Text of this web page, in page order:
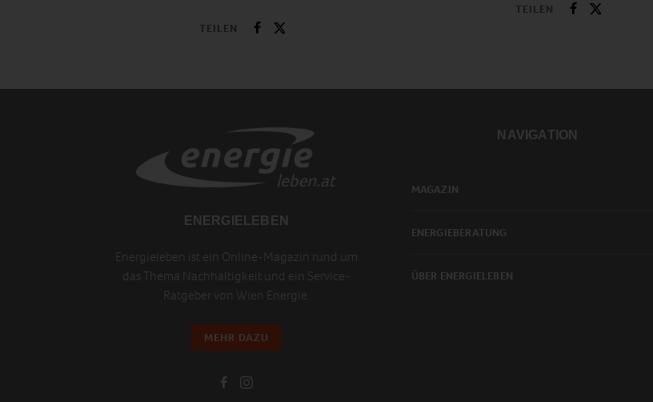
TEILEN
TEILEN
ENERGIELEBEN
Energieleben ist ein Online-Magazin rund um
das Thema Nachhaltigkeit und ein Service-
Ratgeber von Wien Energie.
MEHR DAZU
NAVIGATION
MAGAZIN
ENERGIEBERATUNG
ÜBER ENERGIELEBEN